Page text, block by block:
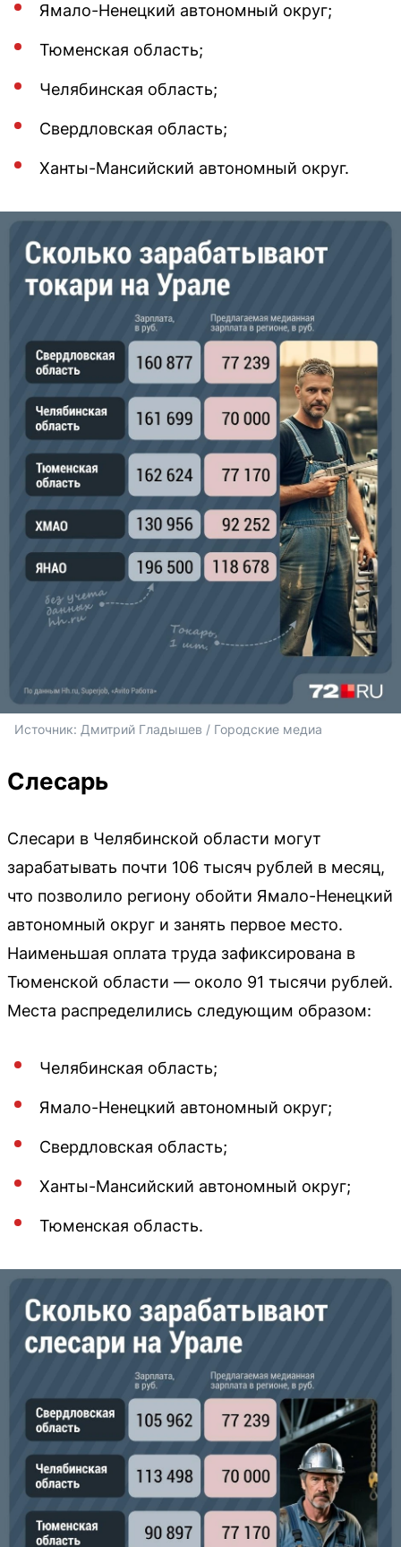
Ямало-Ненецкий автономный округ;
Тюменская область;
Челябинская область;
Свердловская область;
Ханты-Мансийский автономный округ.
Источник: Дмитрий Гладышев / Городские медиа
Слесарь
Слесари в Челябинской области могут
зарабатывать почти 106 тысяч рублей в месяц,
что позволило региону обойти Ямало-Ненецкий
автономный округ и занять первое место.
Наименьшая оплата труда зафиксирована в
Тюменской области — около 91 тысячи рублей.
Места распределились следующим образом:
Челябинская область;
Ямало-Ненецкий автономный округ;
Свердловская область;
Ханты-Мансийский автономный округ;
Тюменская область.